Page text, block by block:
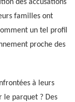
des accusations
familles ont
un tel profil
proche des
à leurs
le parquet ? Des